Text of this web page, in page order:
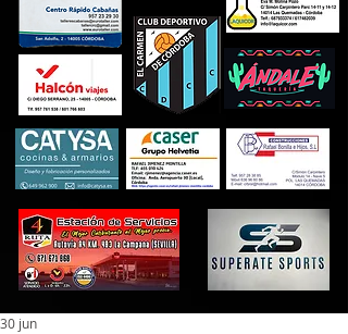
30 jun